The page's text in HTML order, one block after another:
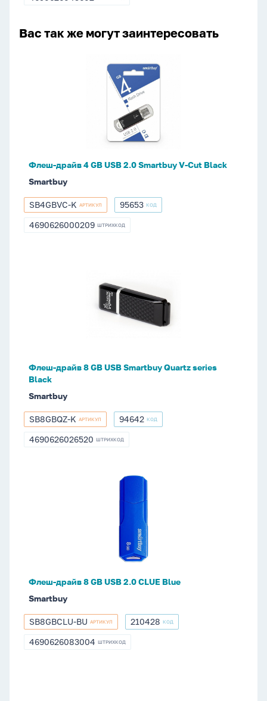
4690626043602
Вас так же могут заинтересовать
Cut
Black
Флеш-драйв 4 GB USB 2.0 Smartbuy V-Cut Black
Smartbuy
SB4GBVC-
K
SB4GBVC-K АРТИКУЛ 95653
95653 КОД
4690626000209
4690626000209 ШТРИХКОД
Black
Флеш-драйв 8 GB USB Smartbuy Quartz series
Black
Smartbuy
SB8GBQZ-
K
SB8GBQZ-K АРТИКУЛ 94642
94642 КОД
4690626026520
4690626026520 ШТРИХКОД
Флеш-драйв 8 GB USB 2.0 CLUE Blue
Smartbuy
SB8GBCLU-
BU
SB8GBCLU-BU АРТИКУЛ 210428
210428 КОД
4690626083004
4690626083004 ШТРИХКОД